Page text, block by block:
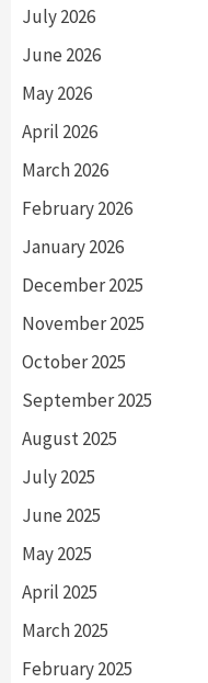
July 2026
June 2026
May 2026
April 2026
March 2026
February 2026
January 2026
December 2025
November 2025
October 2025
September 2025
August 2025
July 2025
June 2025
May 2025
April 2025
March 2025
February 2025